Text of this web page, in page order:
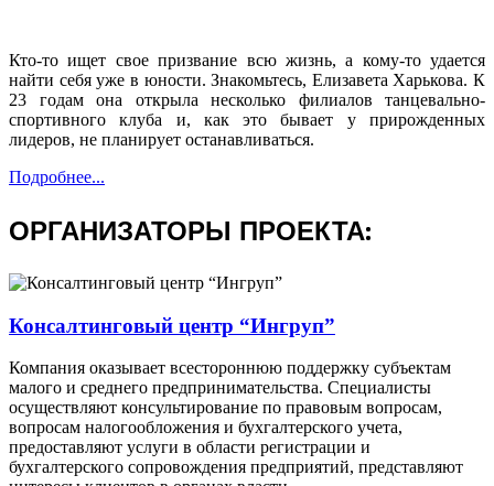
Кто-то ищет свое призвание всю жизнь, а кому-то удается
найти себя уже в юности. Знакомьтесь, Елизавета Харькова. К
23 годам она открыла несколько филиалов танцевально-
спортивного клуба и, как это бывает у прирожденных
лидеров, не планирует останавливаться.
Подробнее...
ОРГАНИЗАТОРЫ ПРОЕКТА:
Консалтинговый центр “Ингруп”
Компaния оказывает всестороннюю поддержку субъектам
малого и среднего предпринимательства. Специалисты
осуществляют консультирование по правовым вопросам,
вопросам налогообложения и бухгалтерского учета,
предоставляют услуги в области регистрации и
бухгалтерского сопровождения предприятий, представляют